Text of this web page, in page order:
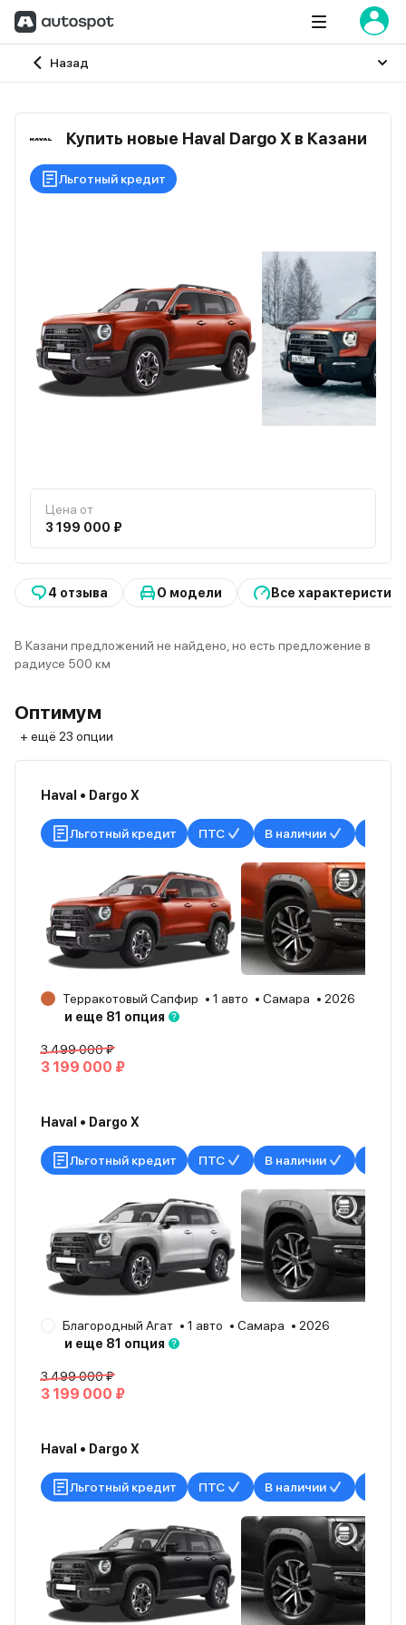
Назад
Главная
Купить новые Haval Dargo X в Казани
Льготный кредит
Цена от
3 199 000 ₽
4 отзыва О модели Все характеристики
В Казани предложений не найдено, но есть предложение в
радиусе 500 км
Оптимум
+ ещё 23 опции
Haval • Dargo X
Льготный кредит ПТС В наличии
Терракотовый Сапфир 1 авто Самара
2026
и еще 81 опция
3 499 000 ₽
3 199 000 ₽
Haval • Dargo X
Льготный кредит ПТС В наличии
Благородный Агат 1 авто Самара
2026
и еще 81 опция
3 499 000 ₽
3 199 000 ₽
Haval • Dargo X
Льготный кредит ПТС В наличии